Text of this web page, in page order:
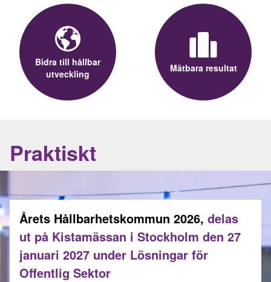
Bidra till hållbar
utveckling
Mätbara resultat
Praktiskt
Årets Hållbarhetskommun 2026, delas
ut på Kistamässan i Stockholm den 27
januari 2027 under Lösningar för
Offentlig Sektor